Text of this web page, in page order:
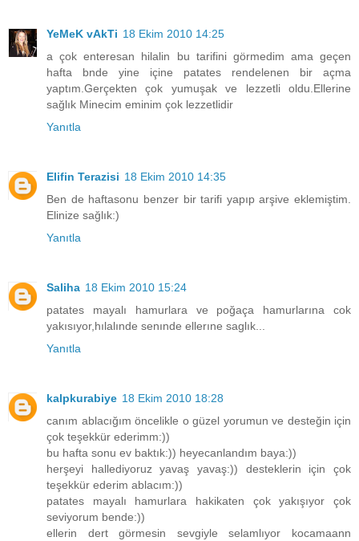
YeMeK vAkTi 18 Ekim 2010 14:25
a çok enteresan hilalin bu tarifini görmedim ama geçen
hafta bnde yine içine patates rendelenen bir açma
yaptım.Gerçekten çok yumuşak ve lezzetli oldu.Ellerine
sağlık Minecim eminim çok lezzetlidir
Yanıtla
Elifin Terazisi 18 Ekim 2010 14:35
Ben de haftasonu benzer bir tarifi yapıp arşive eklemiştim.
Elinize sağlık:)
Yanıtla
Saliha 18 Ekim 2010 15:24
patates mayalı hamurlara ve poğaça hamurlarına cok
yakısıyor,hılalınde senınde ellerıne saglık...
Yanıtla
kalpkurabiye 18 Ekim 2010 18:28
canım ablacığım öncelikle o güzel yorumun ve desteğin için
çok teşekkür ederimm:))
bu hafta sonu ev baktık:)) heyecanlandım baya:))
herşeyi hallediyoruz yavaş yavaş:)) desteklerin için çok
teşekkür ederim ablacım:))
patates mayalı hamurlara hakikaten çok yakışıyor çok
seviyorum bende:))
ellerin dert görmesin sevgiyle selamlıyor kocamaann